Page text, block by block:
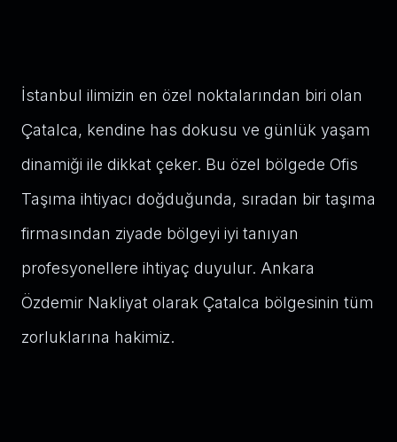
İstanbul ilimizin en özel noktalarından biri olan
Çatalca, kendine has dokusu ve günlük yaşam
dinamiği ile dikkat çeker. Bu özel bölgede Ofis
Taşıma ihtiyacı doğduğunda, sıradan bir taşıma
firmasından ziyade bölgeyi iyi tanıyan
profesyonellere ihtiyaç duyulur. Ankara
Özdemir Nakliyat olarak Çatalca bölgesinin tüm
zorluklarına hakimiz.